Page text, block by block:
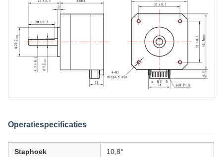
Operatiespecificaties
Staphoek 10,8°